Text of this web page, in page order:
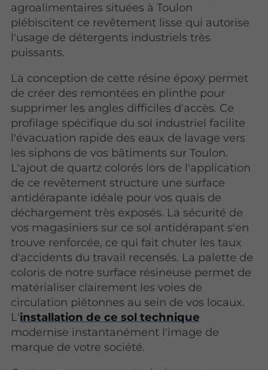
agroalimentaires situées à Toulon
plébiscitent ce revêtement lisse qui autorise
l'usage de détergents industriels très
puissants.
La conception de cette résine époxy permet
de créer des remontées en plinthe pour
supprimer les angles difficiles d'accès. Ce
profilage spécifique du sol industriel facilite
l'évacuation rapide des eaux de lavage vers
les siphons de vos bâtiments sur Toulon.
L'ajout de quartz colorés lors de l'application
de ce revêtement structure une surface
antidérapante idéale pour vos quais de
déchargement très exposés. La sécurité de
vos magasiniers sur ce sol antidérapant s'en
trouve renforcée, ce qui fait chuter les taux
d'accidents du travail recensés. La palette de
coloris de notre surface résineuse permet de
matérialiser clairement les voies de
circulation piétonnes au sein de vos locaux.
L'installation de ce sol technique
modernise instantanément l'image de
marque de votre société.